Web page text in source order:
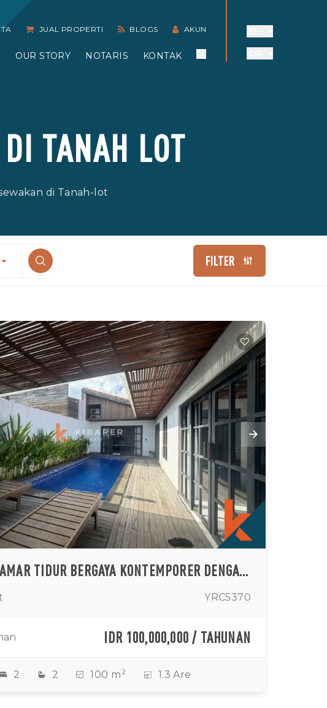
JUAL PROPERTI BLOGS AKUN
OUR STORY NOTARIS KONTAK
TANAH LOT
di Tanah-lot
FILTER
VILA DUA KAMAR TIDUR BERGAYA KONTEMPORER DENGAN PERABOTAN LENGKAP DI TANAH LOT YANG TENANG
YRC5370
IDR 100,000,000 / TAHUNAN
2 2 100 m2 1.3 Are